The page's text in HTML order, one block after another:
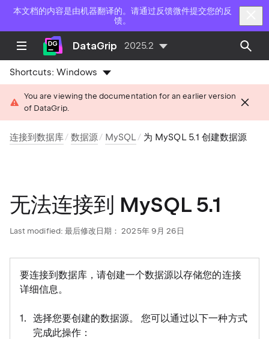
本文档的内容是由机器翻译的。请通过反馈微件提交您的反
馈。
DataGrip 2025.2
Shortcuts:Windows
You are viewing the documentation for an earlier version
of DataGrip.
连接到数据库 数据源 MySQL 为 MySQL 5.1 创建数据源
无法连接到 MySQL 5.1
Last modified: 最后修改日期： 2025年 9月 26日
要连接到数据库，请创建一个数据源以存储您的连接
详细信息。
选择您要创建的数据源。 您可以通过以下一种方式
完成此操作：